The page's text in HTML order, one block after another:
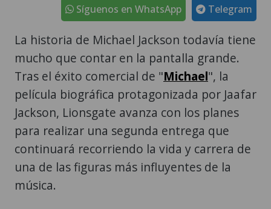
Telegram
Síguenos en WhatsApp
La historia de Michael Jackson todavía tiene
mucho que contar en la pantalla grande.
Tras el éxito comercial de "Michael", la
película biográfica protagonizada por Jaafar
Jackson, Lionsgate avanza con los planes
para realizar una segunda entrega que
continuará recorriendo la vida y carrera de
una de las figuras más influyentes de la
música.